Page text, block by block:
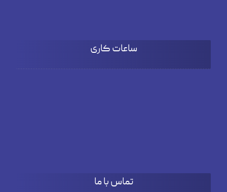
ساعات کاری
تماس با ما